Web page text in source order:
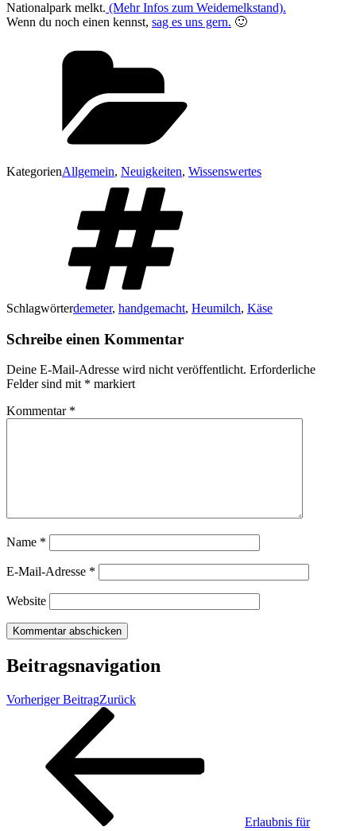
Nationalpark melkt. (Mehr Infos zum Weidemelkstand).
Wenn du noch einen kennst, sag es uns gern. 🙂
KategorienAllgemein, Neuigkeiten, Wissenswertes
Schlagwörterdemeter, handgemacht, Heumilch, Käse
Schreibe einen Kommentar
Deine E-Mail-Adresse wird nicht veröffentlicht. Erforderliche
Felder sind mit * markiert
Kommentar *
Name *
E-Mail-Adresse *
Website
Beitragsnavigation
Vorheriger BeitragZurück
Erlaubnis für